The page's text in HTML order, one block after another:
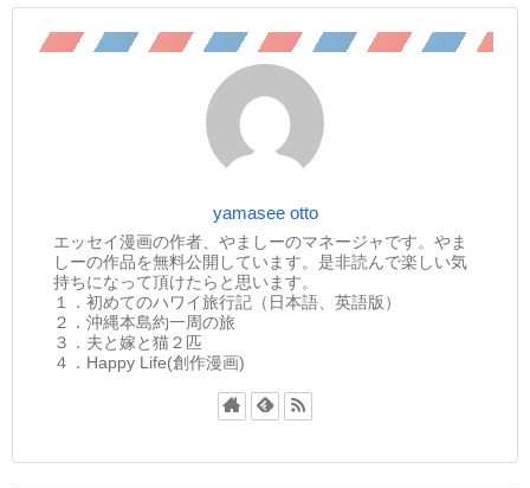
yamasee otto
エッセイ漫画の作者、やましーのマネージャです。やま
しーの作品を無料公開しています。是非読んで楽しい気
持ちになって頂けたらと思います。
１．初めてのハワイ旅行記（日本語、英語版）
２．沖縄本島約一周の旅
３．夫と嫁と猫２匹
４．Happy Life(創作漫画)